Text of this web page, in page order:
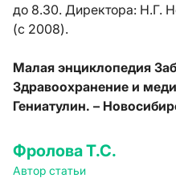
до 8.30. Директора: Н.Г.
(с 2008).
Малая энциклопедия
Здравоохранение и
Гениатулин. –
Фролова Т.С.
Автор статьи